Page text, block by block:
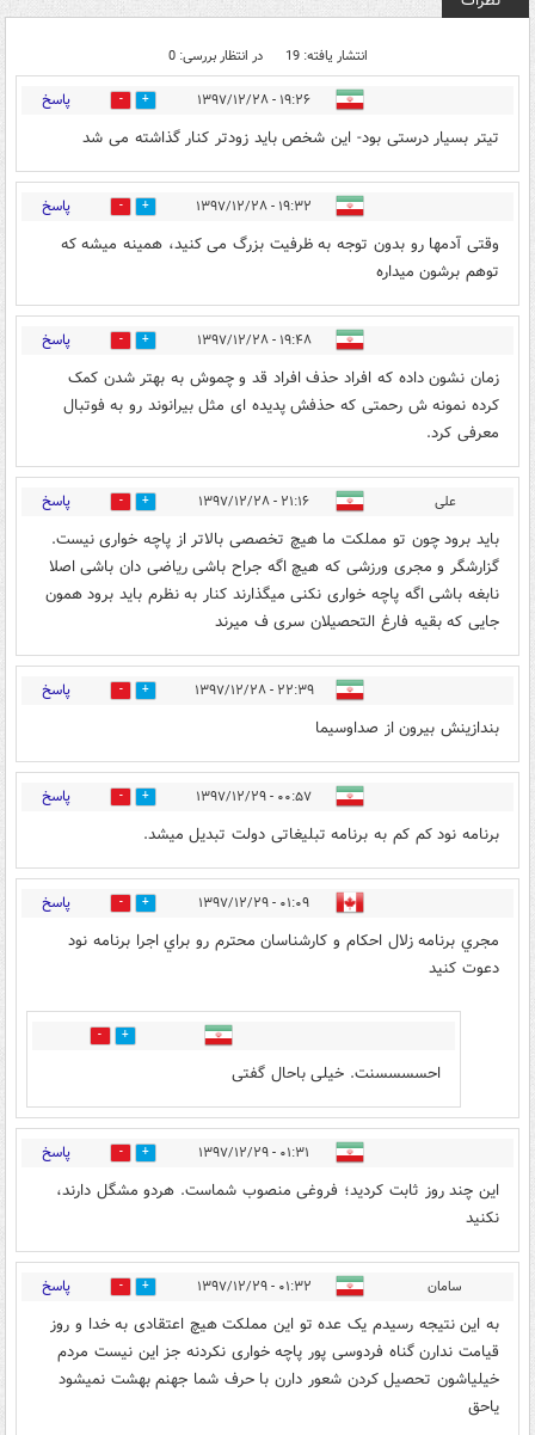
انتشار یافته: 19 در انتظار بررسی: 0
۱۹:۲۶ - ۱۳۹۷/۱۲/۲۸ 82 پاسخ
تیتر بسیار درستی بود- این شخص باید زودتر کنار گذاشته می شد
۱۹:۳۲ - ۱۳۹۷/۱۲/۲۸ 48 پاسخ
وقتی آدمها رو بدون توجه به ظرفیت بزرگ می کنید، همینه میشه که
توهم برشون میداره
۱۹:۴۸ - ۱۳۹۷/۱۲/۲۸ 25 پاسخ
زمان نشون داده که افراد حذف افراد قد و چموش به بهتر شدن کمک
کرده نمونه ش رحمتی که حذفش پدیده ای مثل بیرانوند رو به فوتبال
معرفی کرد.
علی ۲۱:۱۶ - ۱۳۹۷/۱۲/۲۸ 35 پاسخ
باید برود چون تو مملکت ما هیچ تخصصی بالاتر از پاچه خواری نیست.
گزارشگر و مجری ورزشی که هیچ اگه جراح باشی ریاضی دان باشی اصلا
نابغه باشی اگه پاچه خواری نکنی میگذارند کنار به نظرم باید برود همون
جایی که بقیه فارغ التحصیلان سری ف میرند
۲۲:۳۹ - ۱۳۹۷/۱۲/۲۸ 29 پاسخ
بندازینش بیرون از صداوسیما
۰۰:۵۷ - ۱۳۹۷/۱۲/۲۹ 21 پاسخ
برنامه نود کم کم به برنامه تبلیغاتی دولت تبدیل میشد.
۰۱:۰۹ - ۱۳۹۷/۱۲/۲۹ 9 پاسخ
مجري برنامه زلال احكام و كارشناسان محترم رو براي اجرا برنامه نود
دعوت كنيد
0
احسسسسنت. خیلی باحال گفتی
۰۱:۳۱ - ۱۳۹۷/۱۲/۲۹ 5 پاسخ
این چند روز ثابت کردید؛ فروغی منصوب شماست. هردو مشگل دارند،
نکنید
سامان ۰۱:۳۲ - ۱۳۹۷/۱۲/۲۹ 12 پاسخ
به این نتیجه رسیدم یک عده تو این مملکت هیچ اعتقادی به خدا و روز
قیامت ندارن گناه فردوسی پور پاچه خواری نکردنه جز این نیست مردم
خیلیاشون تحصیل کردن شعور دارن با حرف شما جهنم بهشت نمیشود
یاحق